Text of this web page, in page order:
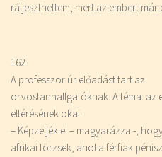
ráijeszthettem, mert az embert már
162.
A professzor úr előadást tart az
orvostanhallgatóknak. A téma: az
eltérésének okai.
– Képzeljék el – magyarázza -,
afrikai törzsek, ahol a férfiak